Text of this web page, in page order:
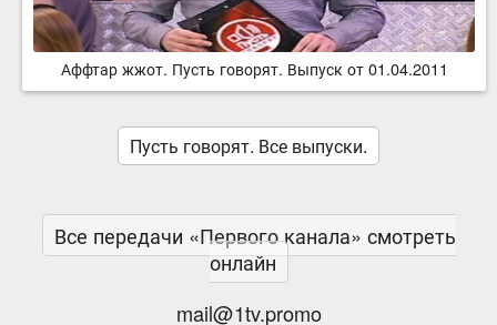
Аффтар жжот. Пусть говорят. Выпуск от 01.04.2011
Пусть говорят. Все выпуски.
Все передачи «Первого канала» смотреть
онлайн
mail@1tv.promo